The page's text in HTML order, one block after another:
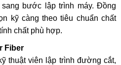
bước lập trình máy. Đồng
kỹ càng theo tiêu chuẩn chất
chất phù hợp.
Fiber
thuật viên lập trình đường cắt,